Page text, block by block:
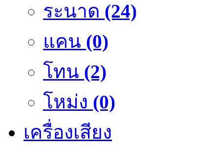
ระนาด (24)
แคน (0)
โทน (2)
โหม่ง (0)
เครื่องเสียง